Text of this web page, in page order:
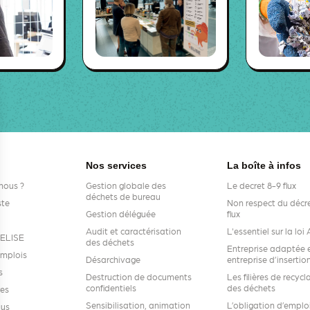
?
Nos services
Gestion globale des
déchets de bureau
Gestion déléguée
Audit et caractérisation
des déchets
Désarchivage
Destruction de documents
confidentiels
Sensibilisation, animation
La boîte à infos
Le decret 8-9 flux
Non respect du
flux
L'essentiel sur la loi
Entreprise adaptée
entreprise
Les filières de
des déchets
L’obligation